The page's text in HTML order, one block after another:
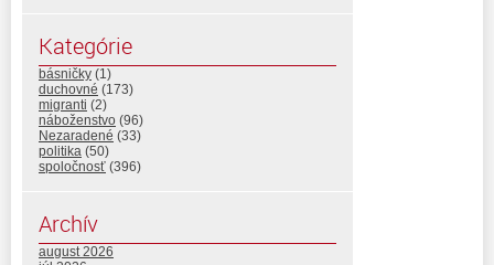
Kategórie
básničky (1)
duchovné (173)
migranti (2)
náboženstvo (96)
Nezaradené (33)
politika (50)
spoločnosť (396)
Archív
august 2026